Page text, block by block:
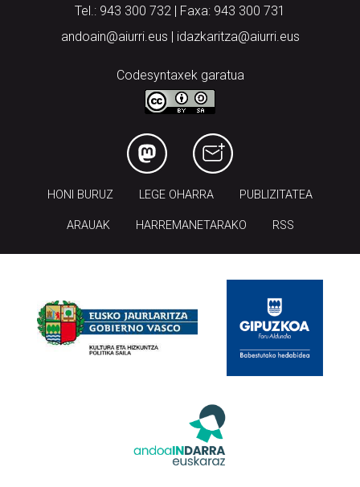
Codesyntaxek garatua
LEGE OHARRA
ARAUAK HARREMANETARAKO RSS